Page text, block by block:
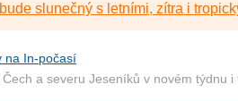
slunečný s letními, zítra i
na In-počasí
a severu Jeseníků v novém týdnu